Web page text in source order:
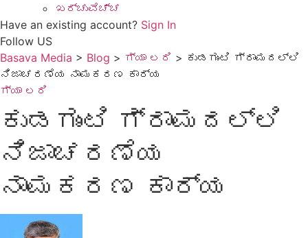
ಖರ್ಚುವೆಚ್ಚ
Have an existing account? Sign In
Follow US
Basava Media > Blog > ಗ್ಯಾ ಲರಿ > ಕುಡಗುಂಟಿ ಗ್ರಾಮದಲ್ಲಿ
ನಿಜಾಚರಣೆಯ ನಾಮಕರಣ ಕಾರ್ಯ
ಗ್ಯಾ ಲರಿ
ಕುಡಗುಂಟಿ ಗ್ರಾಮದಲ್ಲಿ
ನಿಜಾಚರಣೆಯ
ನಾಮಕರಣ ಕಾರ್ಯ